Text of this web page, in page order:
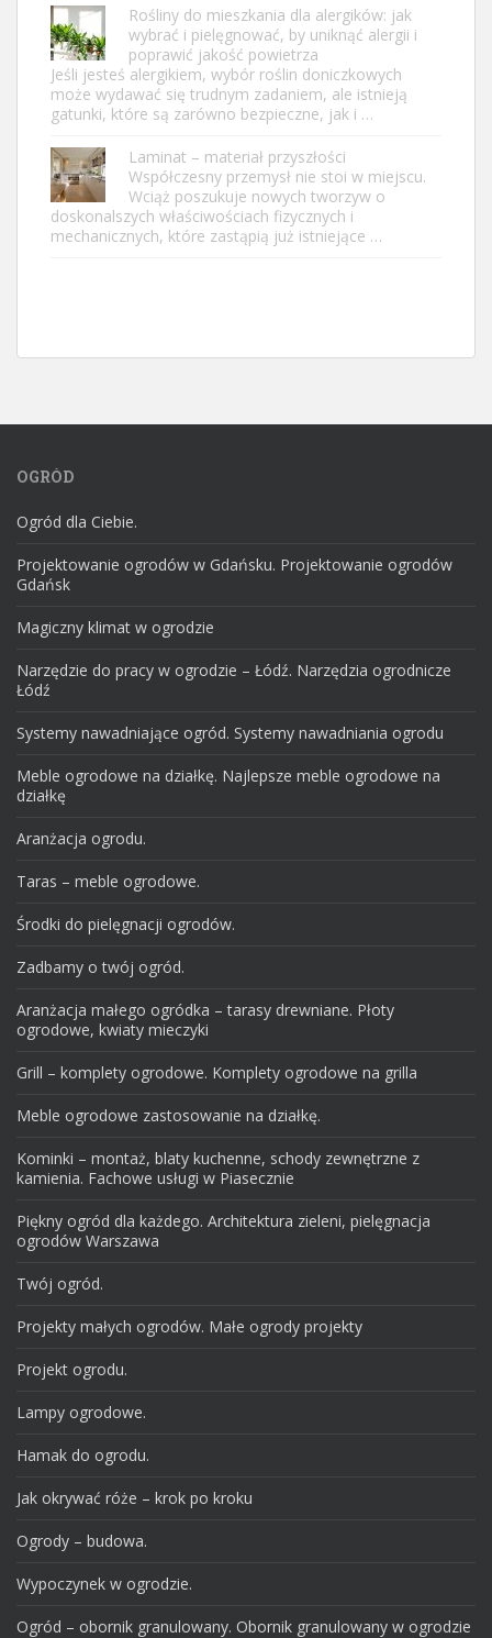
Rośliny do mieszkania dla alergików: jak
wybrać i pielęgnować, by uniknąć alergii i
poprawić jakość powietrza
Jeśli jesteś alergikiem, wybór roślin doniczkowych
może wydawać się trudnym zadaniem, ale istnieją
gatunki, które są zarówno bezpieczne, jak i …
Laminat – materiał przyszłości
Współczesny przemysł nie stoi w miejscu.
Wciąż poszukuje nowych tworzyw o
doskonalszych właściwościach fizycznych i
mechanicznych, które zastąpią już istniejące …
OGRÓD
Ogród dla Ciebie.
Projektowanie ogrodów w Gdańsku. Projektowanie ogrodów
Gdańsk
Magiczny klimat w ogrodzie
Narzędzie do pracy w ogrodzie – Łódź. Narzędzia ogrodnicze
Łódź
Systemy nawadniające ogród. Systemy nawadniania ogrodu
Meble ogrodowe na działkę. Najlepsze meble ogrodowe na
działkę
Aranżacja ogrodu.
Taras – meble ogrodowe.
Środki do pielęgnacji ogrodów.
Zadbamy o twój ogród.
Aranżacja małego ogródka – tarasy drewniane. Płoty
ogrodowe, kwiaty mieczyki
Grill – komplety ogrodowe. Komplety ogrodowe na grilla
Meble ogrodowe zastosowanie na działkę.
Kominki – montaż, blaty kuchenne, schody zewnętrzne z
kamienia. Fachowe usługi w Piasecznie
Piękny ogród dla każdego. Architektura zieleni, pielęgnacja
ogrodów Warszawa
Twój ogród.
Projekty małych ogrodów. Małe ogrody projekty
Projekt ogrodu.
Lampy ogrodowe.
Hamak do ogrodu.
Jak okrywać róże – krok po kroku
Ogrody – budowa.
Wypoczynek w ogrodzie.
Ogród – obornik granulowany. Obornik granulowany w ogrodzie